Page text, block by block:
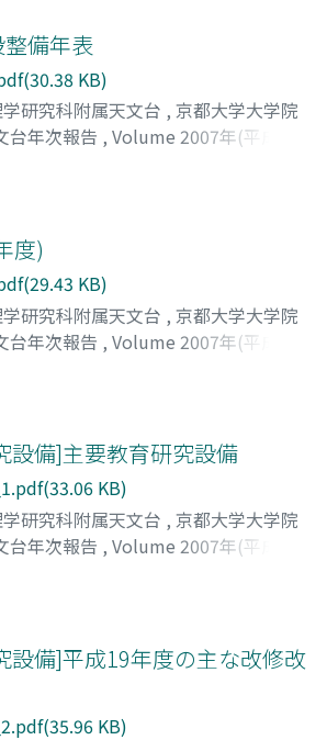
備年表
KB)
研究科附属天文台 , 京都大学大学院
台年次報告 , Volume 2007年(平成19
度)
KB)
研究科附属天文台 , 京都大学大学院
台年次報告 , Volume 2007年(平成19
設備]主要教育研究設備
KB)
研究科附属天文台 , 京都大学大学院
台年次報告 , Volume 2007年(平成19
設備]平成19年度の主な改修改
KB)